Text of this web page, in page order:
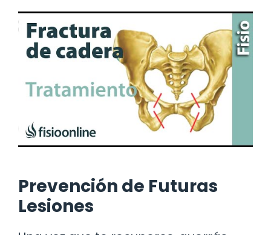
Prevención de Futuras
Lesiones